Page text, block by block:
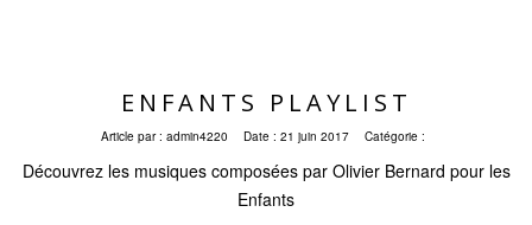
ENFANTS PLAYLIST
Article par : admin4220 Date : 21 juin 2017 Catégorie :
Découvrez les musiques composées par Olivier Bernard pour les
Enfants